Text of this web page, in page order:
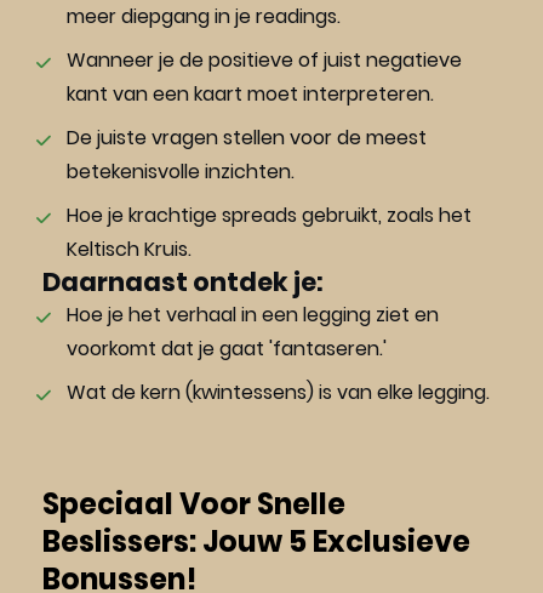
meer diepgang in je readings.
Wanneer je de positieve of juist negatieve
kant van een kaart moet interpreteren.
De juiste vragen stellen voor de meest
betekenisvolle inzichten.
Hoe je krachtige spreads gebruikt, zoals het
Keltisch Kruis.
Daarnaast ontdek je:
Hoe je het verhaal in een legging ziet en
voorkomt dat je gaat 'fantaseren.'
Wat de kern (kwintessens) is van elke legging.
Speciaal Voor Snelle
Beslissers: Jouw 5 Exclusieve
Bonussen!